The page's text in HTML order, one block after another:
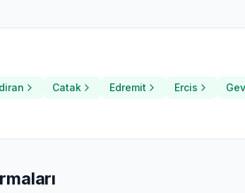
Catak Edremit Ercis